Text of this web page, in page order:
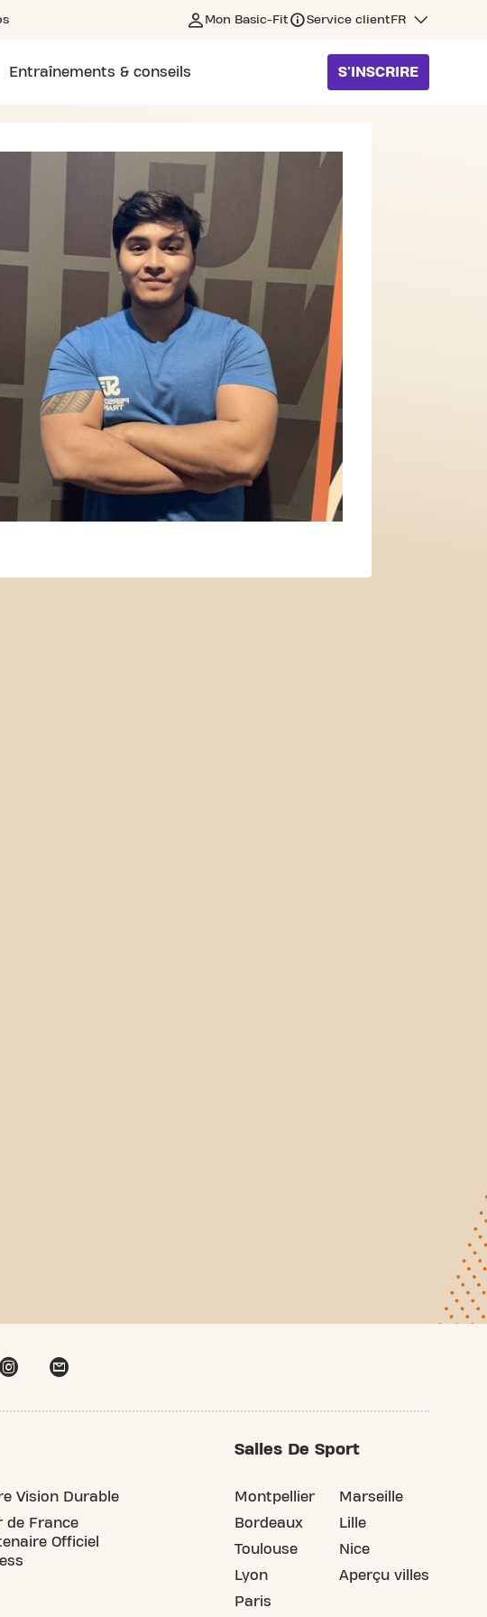
Mon Basic-Fit Service client FR
Entraînements & conseils S'INSCRIRE
Vision Durable
de France
Officiel
Salles De Sport
Montpellier
Bordeaux
Toulouse
Lyon
Paris
Marseille
Lille
Nice
Aperçu villes